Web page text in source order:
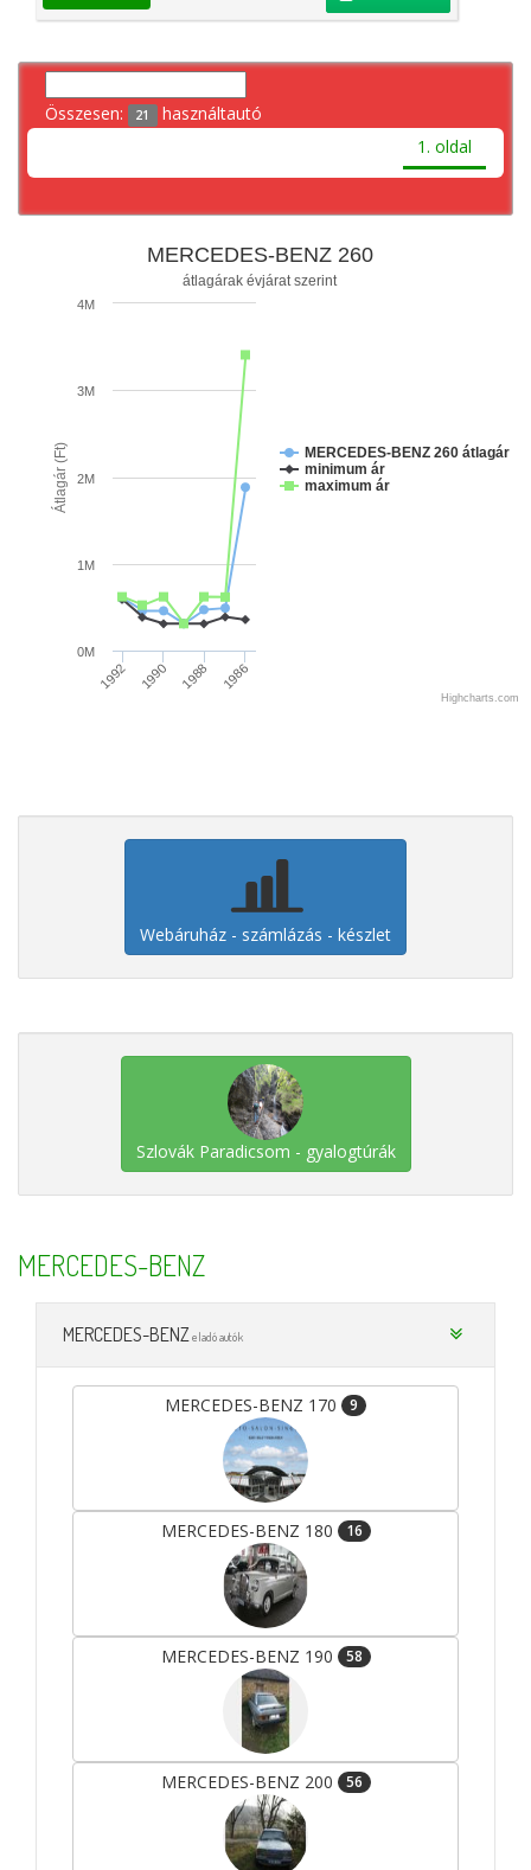
Összesen: 21
használtautó
1. oldal
Átlagár (Ft)
MERCEDES-BENZ 260
átlagárak évjárat szerint
MERCEDES-BENZ 260 átlagár
minimum ár
maximum ár
1992 1990 1988 1986
0M
1M
2M
3M
4M
Highcharts.com
Webáruház - számlázás - készlet
Szlovák Paradicsom - gyalogtúrák
MERCEDES-BENZ
MERCEDES-BENZeladó autók
MERCEDES-BENZ 170 9
MERCEDES-BENZ 180 16
MERCEDES-BENZ 190 58
MERCEDES-BENZ 200 56